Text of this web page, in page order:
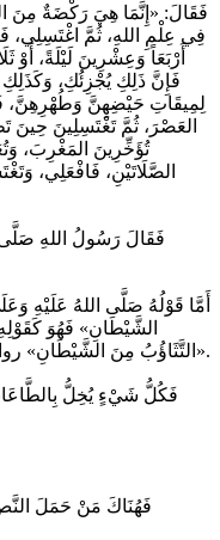
فَقَالَ: «إِنَّمَا هِيَ رَكْضَةٌ مِنَ
فِي عِلْمِ اللهِ، ثُمَّ
أَرْبَعَاً وَعِشْرِينَ لَيْلَةً، أَوْ
فَإِنَّ ذَلِكِ يُجْزِئُكِ،
لِمِيقَاتِ حَيْضِهِنَّ وَطُهْرِهِنَّ،
العَصْرَ، ثُمَّ تَغْتَسِلِينَ حِينَ
تُؤَخِّرِينَ المَغْرِبَ،
الصَّلَاتَيْنِ، فَافْعَلِي،
فَقَالَ رَسُولُ اللهِ
أَمَّا قَوْلُهُ صَلَّى اللهُ عَلَيْهِ
الشَّيْطَانِ» فَهُوَ
«التَّثَاؤُبُ مِنَ الشَّيْطَانِ» رواه الشيخان عَنْ أَبِي هُرَيْرَةَ رَضِيَ اللهُ عَنْهُ.
فَكُلُّ شَيْءٍ يُخِلُّ
فَهُنَاكَ مَنْ حَمَلَ